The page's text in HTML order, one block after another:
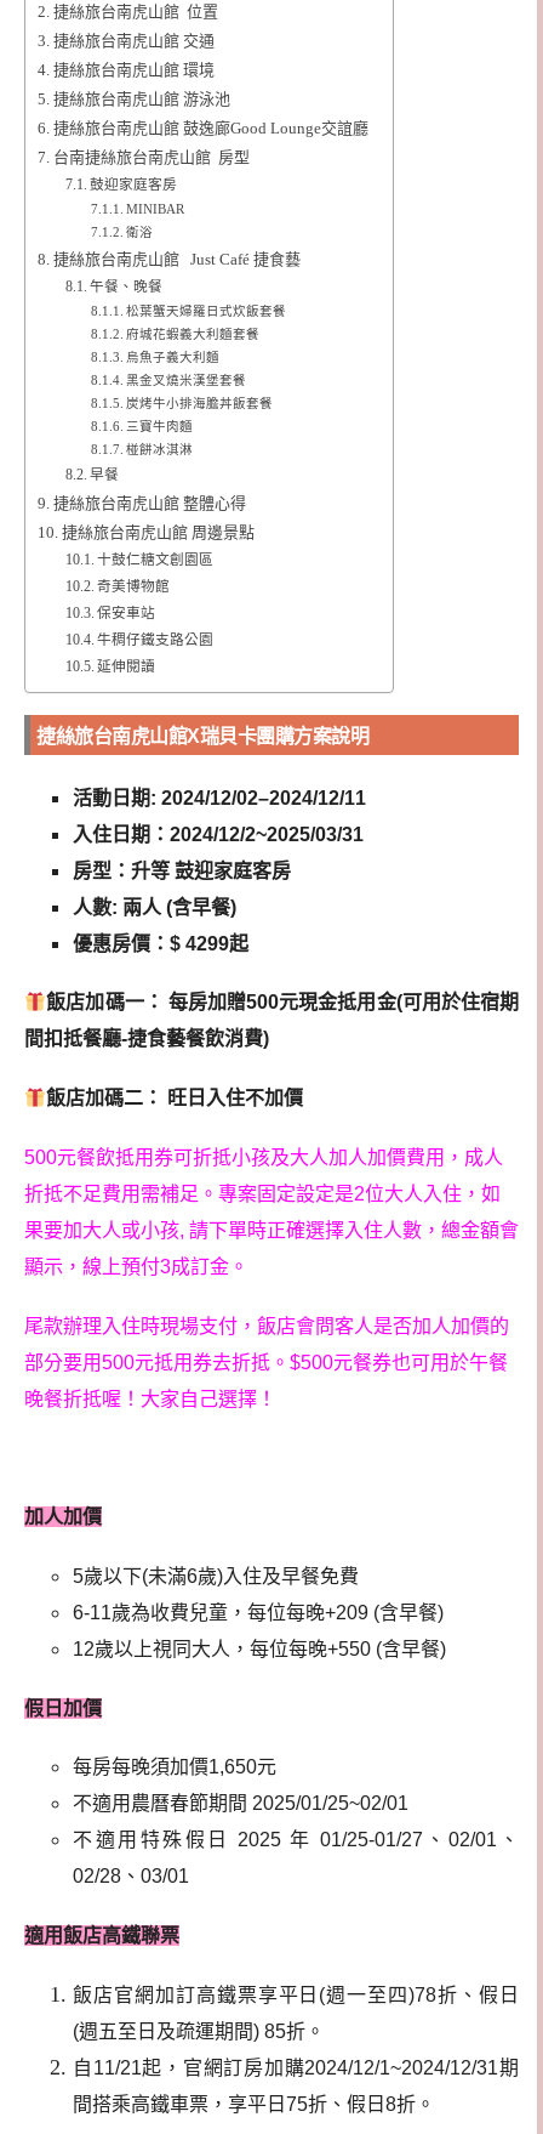
捷絲旅台南虎山館 位置
捷絲旅台南虎山館 交通
捷絲旅台南虎山館 環境
捷絲旅台南虎山館 游泳池
捷絲旅台南虎山館 鼓逸廊Good Lounge交誼廳
台南捷絲旅台南虎山館 房型
鼓迎家庭客房
MINIBAR
衛浴
捷絲旅台南虎山館 Just Café 捷食藝
午餐、晚餐
松葉蟹天婦羅日式炊飯套餐
府城花蝦義大利麵套餐
烏魚子義大利麵
黑金叉燒米漢堡套餐
炭烤牛小排海膽丼飯套餐
三寶牛肉麵
椪餅冰淇淋
早餐
捷絲旅台南虎山館 整體心得
捷絲旅台南虎山館 周邊景點
十鼓仁糖文創園區
奇美博物館
保安車站
牛稠仔鐵支路公園
延伸閱讀
捷絲旅台南虎山館X瑞貝卡團購方案說明
活動日期: 2024/12/02–2024/12/11
入住日期：2024/12/2~2025/03/31
房型：升等 鼓迎家庭客房
人數: 兩人 (含早餐)
優惠房價：$ 4299起
飯店加碼一： 每房加贈500元現金抵用金(可用於住宿期
間扣抵餐廳-捷食藝餐飲消費)
飯店加碼二： 旺日入住不加價
500元餐飲抵用券可折抵小孩及大人加人加價費用，成人
折抵不足費用需補足。 專案固定設定是2位大人入住，如
果要加大人或小孩, 請下單時正確選擇入住人數，總金額會
顯示，線上預付3成訂金。
尾款辦理入住時現場支付，飯店會問客人是否加人加價的
部分要用500元抵用券去折抵。 $500元餐券也可用於午餐
晚餐折抵喔！大家自己選擇！
加人加價
5歲以下(未滿6歲)入住及早餐免費
6-11歲為收費兒童，每位每晚+209 (含早餐)
12歲以上視同大人，每位每晚+550 (含早餐)
假日加價
每房每晚須加價1,650元
不適用農曆春節期間 2025/01/25~02/01
不適用特殊假日 2025 年 01/25-01/27、02/01、
02/28、03/01
適用飯店高鐵聯票
飯店官網加訂高鐵票享平日(週一至四)78折、假日
(週五至日及疏運期間) 85折。
自11/21起，官網訂房加購2024/12/1~2024/12/31期
間搭乘高鐵車票，享平日75折、假日8折。